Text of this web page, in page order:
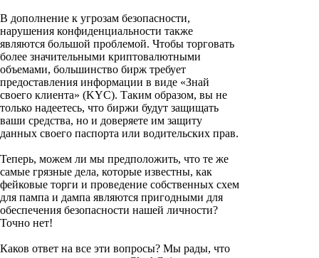
В дополнение к угрозам безопасности,
нарушения конфиденциальности также
являются большой проблемой. Чтобы торговать
более значительными криптовалютными
объемами, большинство бирж требует
предоставления информации в виде «Знай
своего клиента» (KYC). Таким образом, вы не
только надеетесь, что биржи будут защищать
ваши средства, но и доверяете им защиту
данных своего паспорта или водительских прав.
Теперь, можем ли мы предположить, что те же
самые грязные дела, которые известны, как
фейковые торги и проведение собственных схем
для пампа и дампа являются пригодными для
обеспечения безопасности нашей личности?
Точно нет!
Каков ответ на все эти вопросы? Мы рады, что